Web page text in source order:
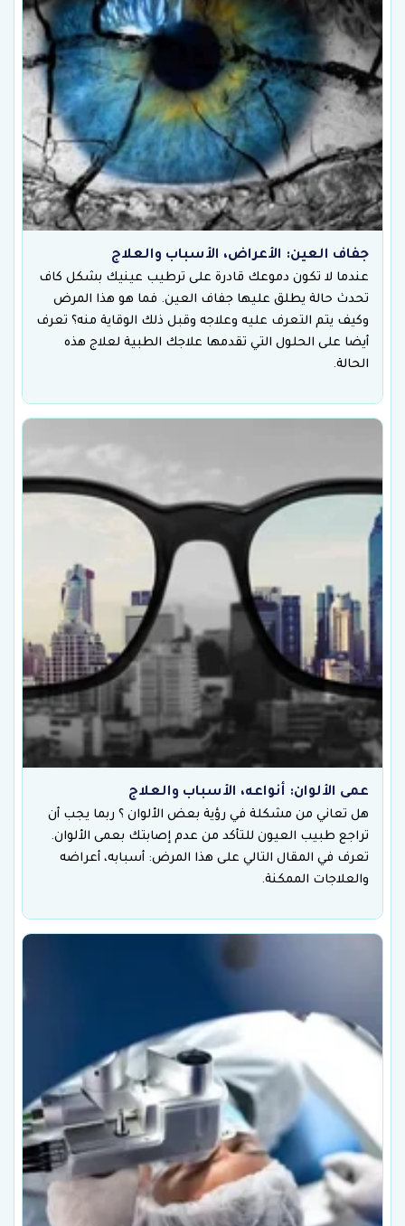
جفاف العين: الأعراض، الأسباب والعلاج
عندما لا تكون دموعك قادرة على ترطيب عينيك بشكل كاف
تحدث حالة يطلق عليها جفاف العين. فما هو هذا المرض
وكيف يتم التعرف عليه وعلاجه وقبل ذلك الوقاية منه؟ تعرف
أيضا على الحلول التي تقدمها علاجك الطبية لعلاج هذه
الحالة.
عمى الألوان: أنواعه، الأسباب والعلاج
هل تعاني من مشكلة في رؤية بعض الألوان ؟ ربما يجب أن
تراجع طبيب العيون للتأكد من عدم إصابتك بعمى الألوان.
تعرف في المقال التالي على هذا المرض: أسبابه، أعراضه
والعلاجات الممكنة.